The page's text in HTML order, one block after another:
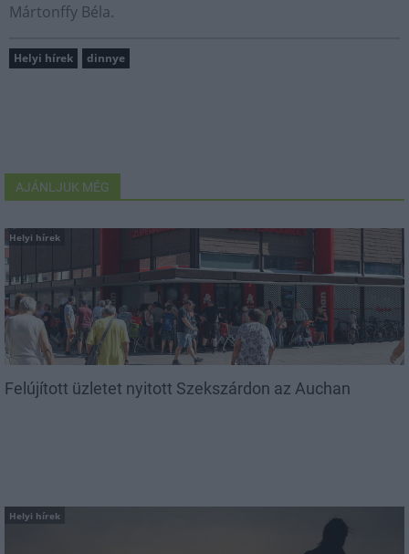
Mártonffy Béla.
Helyi hírek dinnye
AJÁNLJUK MÉG
Helyi hírek
Felújított üzletet nyitott Szekszárdon az Auchan
Helyi hírek